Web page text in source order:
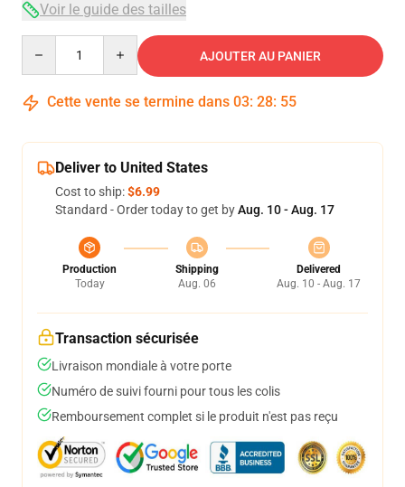
Voir le guide des tailles
AJOUTER AU PANIER
Cette vente se termine dans 03: 28: 54
Deliver to United States
Cost to ship:$6.99
Standard - Order today to get byAug. 10 - Aug. 17
Production
Today
Shipping
Aug. 06
Delivered
Aug. 10 - Aug. 17
Transaction sécurisée
Livraison mondiale à votre porte
Numéro de suivi fourni pour tous les colis
Remboursement complet si le produit n'est pas reçu